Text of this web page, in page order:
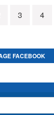
3 4
FACEBOOK